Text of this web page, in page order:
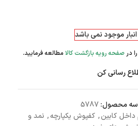
موجود نمی باشد
در صفحه رویه بازگشت کالا مطالعه فرمایید.
رسانی کن
محصول: 5787
داخل کابین, کفپوش یکپارچه, نمد و